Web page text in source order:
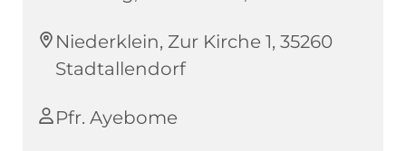
Niederklein, Zur Kirche 1, 35260
Stadtallendorf
Pfr. Ayebome